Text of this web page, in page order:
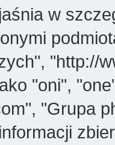
w
"http://
"oni",
"Grupa